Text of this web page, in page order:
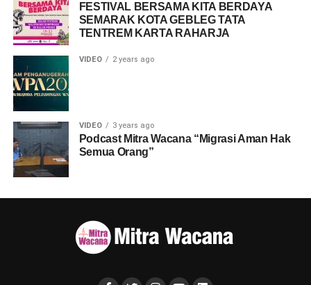
FESTIVAL BERSAMA KITA BERDAYA
SEMARAK KOTA GEBLEG TATA
TENTREM KARTA RAHARJA
VIDEO 2 years ago
VIDEO 3 years ago
Podcast Mitra Wacana “Migrasi Aman Hak
Semua Orang”